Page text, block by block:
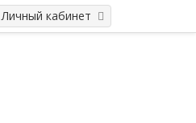
Личный кабинет